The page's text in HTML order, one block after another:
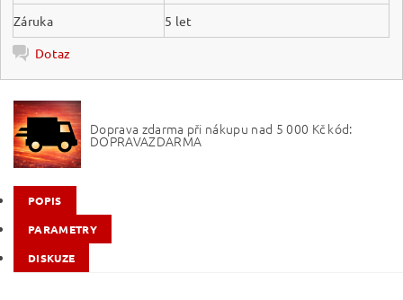
Záruka
5 let
Dotaz
Doprava zdarma při nákupu nad 5 000 Kč kód:
DOPRAVAZDARMA
POPIS
PARAMETRY
DISKUZE